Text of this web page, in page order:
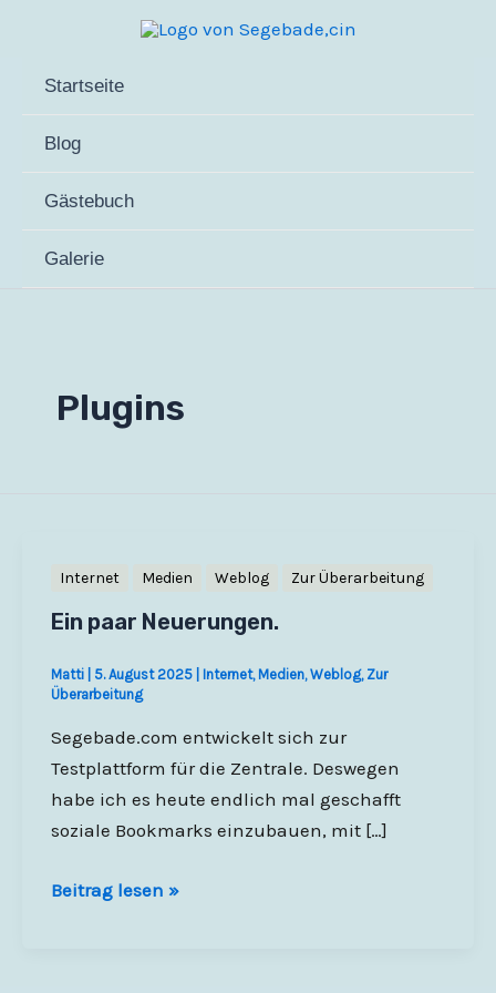
springenStartseite
Blog
Gästebuch
Galerie
Plugins
Internet Medien Weblog Zur Überarbeitung
Ein paar Neuerungen.
Matti 5. August 2025 Internet, Medien, Weblog, Zur
Überarbeitung
Segebade.com entwickelt sich zur
Testplattform für die Zentrale. Deswegen
habe ich es heute endlich mal geschafft
soziale Bookmarks einzubauen, mit […]
Ein
Beitrag lesen »